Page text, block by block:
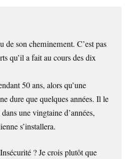
de son cheminement. C’est pas
qu’il a fait au cours des dix
50 ans, alors qu’une
dure que quelques années. Il le
une vingtaine d’années,
s’installera.
? Je crois plutôt que